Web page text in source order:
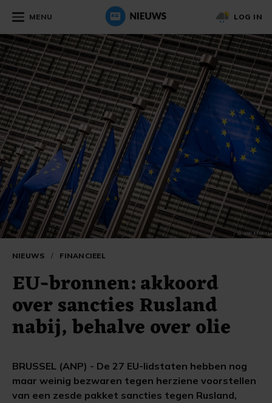
MENU LOG IN
NIEUWS / FINANCIEEL
EU-bronnen: akkoord
over sancties Rusland
nabij, behalve over olie
BRUSSEL (ANP) - De 27 EU-lidstaten hebben nog
maar weinig bezwaren tegen herziene voorstellen
van een zesde pakket sancties tegen Rusland,